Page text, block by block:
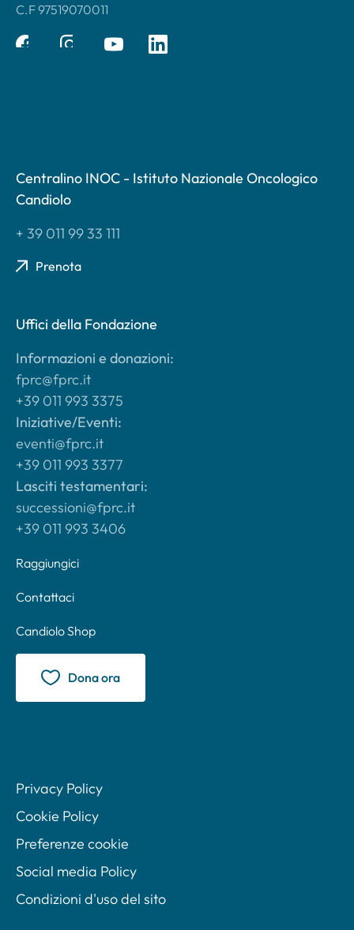
C.F 97519070011
Centralino INOC - Istituto Nazionale Oncologico
Candiolo
+ 39 011 99 33 111
Prenota
Uffici della Fondazione
Informazioni e donazioni:
fprc@fprc.it
+39 011 993 3375
Iniziative/Eventi:
eventi@fprc.it
+39 011 993 3377
Lasciti testamentari:
successioni@fprc.it
+39 011 993 3406
Raggiungici
Contattaci
Candiolo Shop
Dona ora
Privacy Policy
Cookie Policy
Preferenze cookie
Social media Policy
Condizioni d'uso del sito